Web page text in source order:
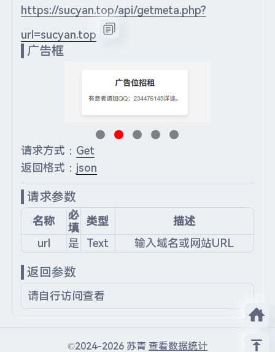
https://sucyan.top/api/getmeta.php?
url=sucyan.top
广告框
请求方式： Get
返回格式： json
请求参数
名称
必
填
类型
描述
url
是 Text 输入域名或网站URL
返回参数
请自行访问查看
©2024-2026 苏青 查看数据统计